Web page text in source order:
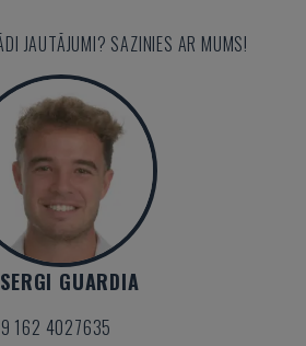
JAUTĀJUMI? SAZINIES AR MUMS!
SERGI GUARDIA
162 4027635